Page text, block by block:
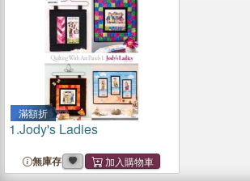
滿額折
1.Jody's Ladies
無庫存